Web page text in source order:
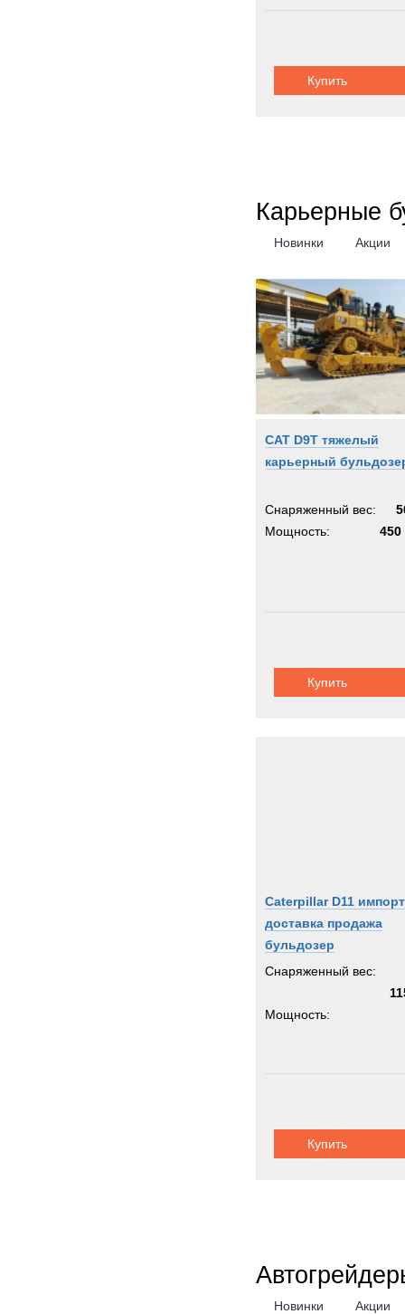
Купить
Карьерные
Новинки Акции
CAT D9T тяжелый
карьерный
Снаряженный вес:
Мощность:
450
Купить
Caterpillar D11 импорт
доставка продажа
бульдозер
Снаряженный вес:
Мощность:
Купить
Новинки Акции